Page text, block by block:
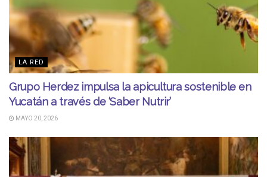
LA RED
Grupo Herdez impulsa la apicultura sostenible en
Yucatán a través de ‘Saber Nutrir’
MAYO 20, 2026